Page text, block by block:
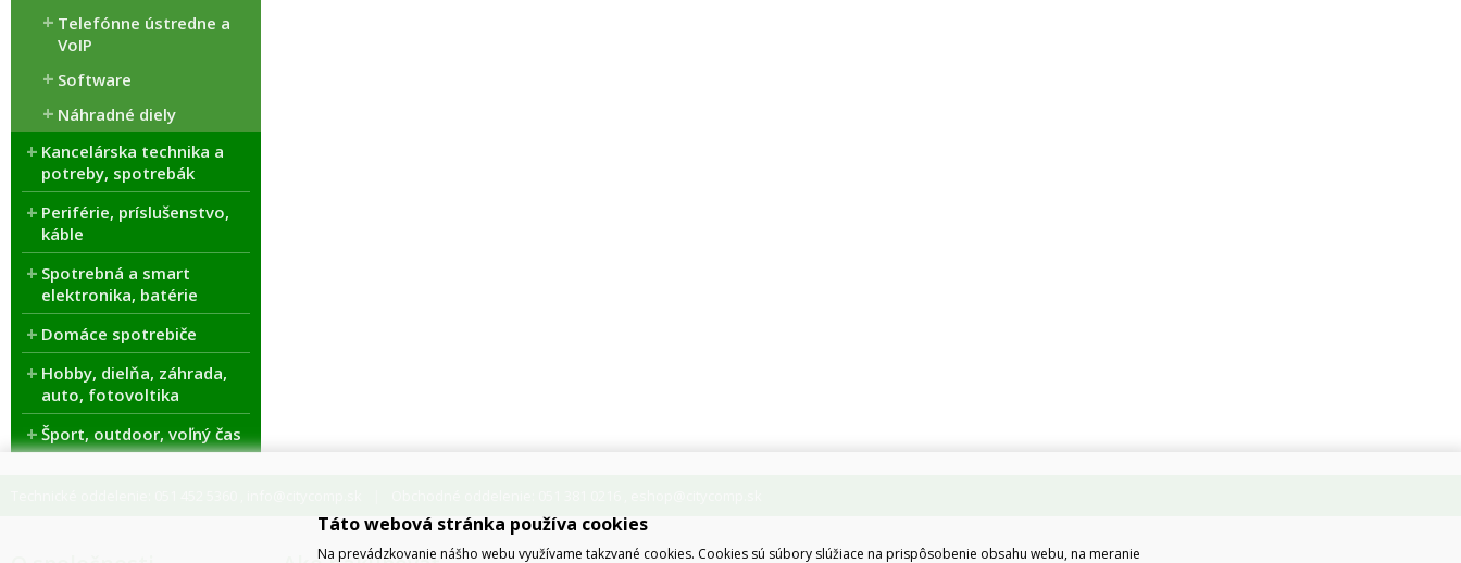
Telefónne ústredne a
VoIP
Software
Náhradné diely
Kancelárska technika a
potreby, spotrebák
Periférie, príslušenstvo,
káble
Spotrebná a smart
elektronika, batérie
Domáce spotrebiče
Hobby, dielňa, záhrada,
auto, fotovoltika
Šport, outdoor, voľný čas
Táto webová stránka používa cookies
Na prevádzkovanie nášho webu využívame takzvané cookies. Cookies sú súbory slúžiace na prispôsobenie obsahu webu, na meranie